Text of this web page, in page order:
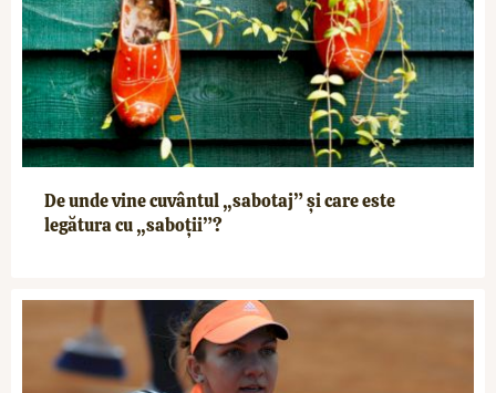
De unde vine cuvântul „sabotaj” și care este
legătura cu „saboții”?